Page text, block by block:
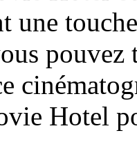
une
Hotel